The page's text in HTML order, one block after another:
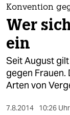
themen
politik
öko
gesellschaft
Konvention
Wer
ein
Seit August
gegen Frauen.
Arten von
7.8.2014 10:26 Uhr